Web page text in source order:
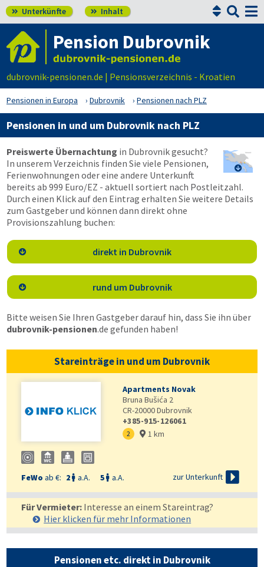
 Unterkünfte  Inhalt 

Pension Dubrovnik
dubrovnik-pensionen.de | Pensionsverzeichnis - Kroatien
Pensionen in Europa Dubrovnik Pensionen nach PLZ
Pensionen in und um Dubrovnik nach PLZ

Preiswerte Übernachtung in Dubrovnik gesucht?
In unserem Verzeichnis finden Sie viele Pensionen,
Ferienwohnungen oder eine andere Unterkunft
bereits ab 999 Euro/EZ - aktuell sortiert nach Postleitzahl.
Durch einen Klick auf den Eintrag erhalten Sie weitere Details
zum Gastgeber und können dann direkt ohne
Provisionszahlung buchen:
 direkt in Dubrovnik
 rund um Dubrovnik
Bitte weisen Sie Ihren Gastgeber darauf hin, dass Sie ihn über
dubrovnik-pensionen.de gefunden haben!
Stareinträge in und um Dubrovnik
Apartments Novak
Bruna Bušića 2
CR-20000Dubrovnik
+385-915-126061
2  1 km
FeWo ab €: 2  a.A. 5  a.A. zur Unterkunft 
Für Vermieter: Interesse an einem Stareintrag?
Hier klicken für mehr Informationen
Pensionen etc. direkt in Dubrovnik